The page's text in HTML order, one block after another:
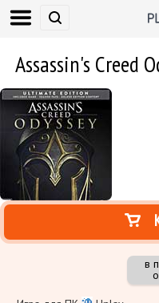
Assassin's Creed
в